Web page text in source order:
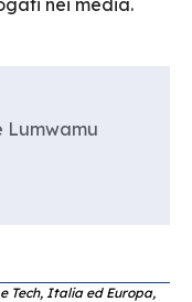
nei media.
Lumwamu
Tech, Italia ed Europa,